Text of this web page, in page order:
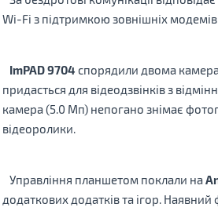
Wi-Fi з підтримкою зовнішніх
ImPAD 9704 спорядили двома
придасться для відеодзвінків з
камера (5.0 Мп) непогано знімає
відеоролики.
Управління планшетом поклали на
додаткових додатків та ігор.